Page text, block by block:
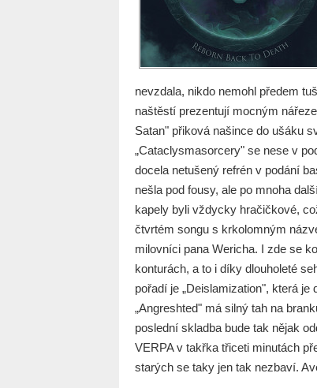
nevzdala, nikdo nemohl předem
naštěstí prezentují mocným
Satan" přiková našince do ušáku
„Cataclysmasorcery" se nese v
docela netušený refrén v podání
nešla pod fousy, ale po mnoha
kapely byli vždycky hračičkové,
čtvrtém songu s krkolomným
milovníci pana Wericha. I zde se
konturách, a to i díky dlouholeté
pořadí je „Deislamization", která
„Angreshted" má silný tah na
poslední skladba bude tak nějak
VERPA v takřka třiceti minutách
starých se taky jen tak nezbaví.